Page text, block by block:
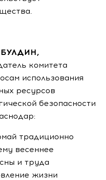
БУЛДИН,
комитета
использования
ресурсов
безопасности
традиционно
весеннее
и труда
жизни